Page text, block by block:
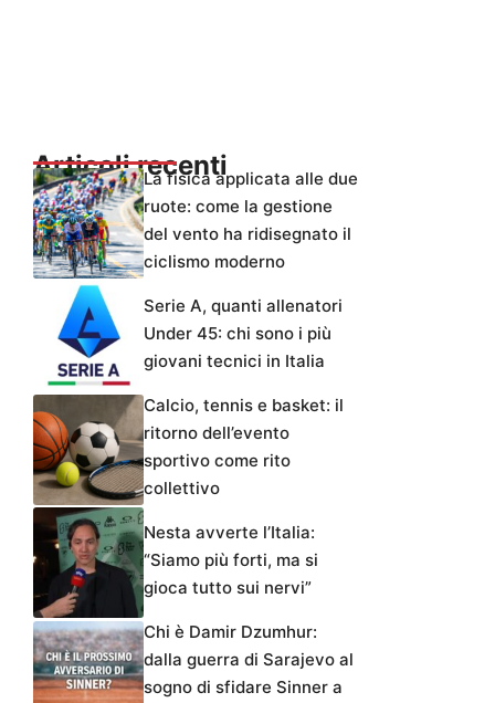
Articoli recentiLa fisica applicata alle due
ruote: come la gestione
del vento ha ridisegnato il
ciclismo moderno
Serie A, quanti allenatori
Under 45: chi sono i più
giovani tecnici in Italia
Calcio, tennis e basket: il
ritorno dell’evento
sportivo come rito
collettivo
Nesta avverte l’Italia:
“Siamo più forti, ma si
gioca tutto sui nervi”
Chi è Damir Dzumhur:
dalla guerra di Sarajevo al
sogno di sfidare Sinner a